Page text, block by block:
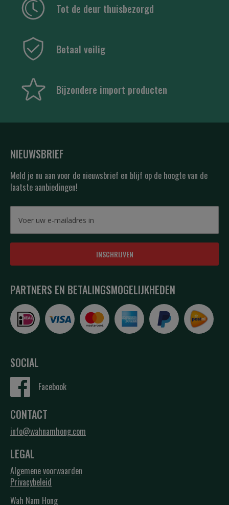
Tot de deur thuisbezorgd
Betaal veilig
Bijzondere import producten
NIEUWSBRIEF
Meld je nu aan voor de nieuwsbrief en blijf op de hoogte van de
laatste aanbiedingen!
INSCHRIJVEN
PARTNERS EN BETALINGSMOGELIJKHEDEN
SOCIAL
Facebook
CONTACT
info@wahnamhong.com
LEGAL
Algemene voorwaarden
Privacybeleid
Wah Nam Hong